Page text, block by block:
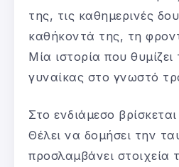
της, τις καθημερινές
καθήκοντά της, τη
Μία ιστορία που θυμίζει
γυναίκας στο γνωστό
Στο ενδιάμεσο
Θέλει να δομήσει την
προσλαμβάνει στοιχεία